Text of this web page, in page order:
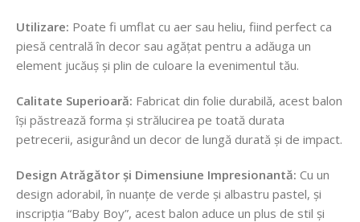
Utilizare: Poate fi umflat cu aer sau heliu, fiind perfect ca
piesă centrală în decor sau agățat pentru a adăuga un
element jucăuș și plin de culoare la evenimentul tău.
Calitate Superioară: Fabricat din folie durabilă, acest balon
își păstrează forma și strălucirea pe toată durata
petrecerii, asigurând un decor de lungă durată și de impact.
Design Atrăgător și Dimensiune Impresionantă: Cu un
design adorabil, în nuanțe de verde și albastru pastel, și
inscripția “Baby Boy”, acest balon aduce un plus de stil și